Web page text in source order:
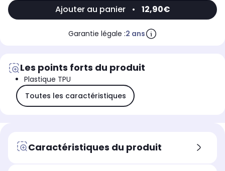
Ajouter au panier • 12,90€
Garantie légale :2 ans
Les points forts du produit
Plastique TPU
Toutes les caractéristiques
Caractéristiques du produit